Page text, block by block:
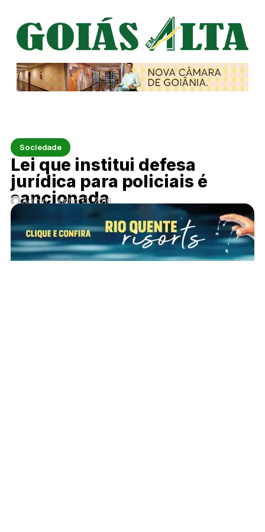
Sociedade
Lei que institui defesa
jurídica para policiais é
sancionada
Admin junho 13, 2016